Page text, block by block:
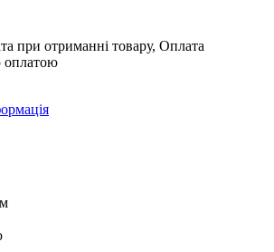
при отриманні товару, Оплата
оплатою